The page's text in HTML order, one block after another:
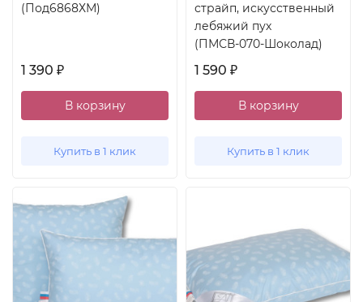
(Под6868ХМ)
1 390 ₽
В корзину
Купить в 1 клик
страйп, искусственный
лебяжий пух
(ПМСВ-070-Шоколад)
1 590 ₽
В корзину
Купить в 1 клик